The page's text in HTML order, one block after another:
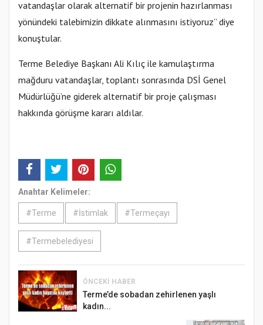
vatandaşlar olarak alternatif bir projenin hazırlanması
yönündeki talebimizin dikkate alınmasını istiyoruz” diye
konuştular.
Terme Belediye Başkanı Ali Kılıç ile kamulaştırma
mağduru vatandaşlar, toplantı sonrasında DSİ Genel
Müdürlüğü’ne giderek alternatif bir proje çalışması
hakkında görüşme kararı aldılar.
Anahtar Kelimeler:
#Terme #İstimlak #Termeçayı
#Termebelediyesi
ÖNCEKI HABER
Terme’de sobadan zehirlenen yaşlı
kadın...